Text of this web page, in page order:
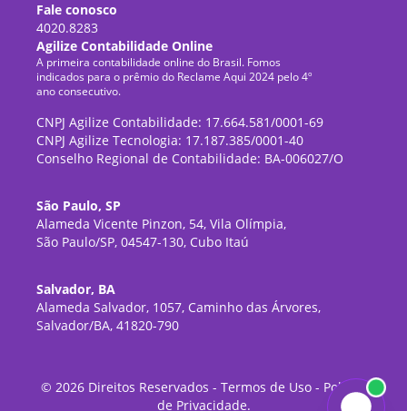
Fale conosco
4020.8283
Agilize Contabilidade Online
A primeira contabilidade online do Brasil. Fomos
indicados para o prêmio do Reclame Aqui 2024 pelo 4º
ano consecutivo.
CNPJ Agilize Contabilidade: 17.664.581/0001-69
CNPJ Agilize Tecnologia: 17.187.385/0001-40
Conselho Regional de Contabilidade: BA-006027/O
São Paulo, SP
Alameda Vicente Pinzon, 54, Vila Olímpia,
São Paulo/SP, 04547-130, Cubo Itaú
Salvador, BA
Alameda Salvador, 1057, Caminho das Árvores,
Salvador/BA, 41820-790
© 2026Direitos Reservados - Termos de Uso- Política
de Privacidade.